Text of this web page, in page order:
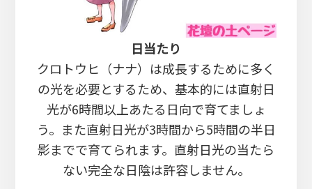
日当たり
クロトウヒ（ナナ）は成長するために多く
の光を必要とするため、基本的には直射日
光が6時間以上あたる日向で育てましょ
う。また直射日光が3時間から5時間の半日
影までで育てられます。直射日光の当たら
ない完全な日陰は許容しません。